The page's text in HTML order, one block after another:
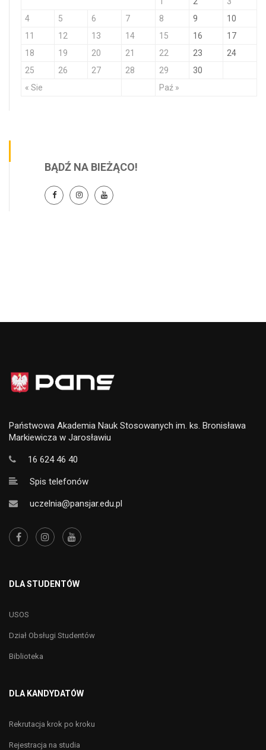
« Sie Paź »
4
5 6 7 8 9
10
11
12 13 14 15 16
17
18
19 20 21 22 23
24
25
26 27 28 29 30
BĄDŹ NA BIEŻĄCO!
Państwowa Akademia Nauk Stosowanych im. ks. Bronisława
Markiewicza w Jarosławiu
16 624 46 40
Spis telefonów
uczelnia@pansjar.edu.pl
DLA STUDENTÓW
USOS
Dział Obsługi Studentów
Biblioteka
DLA KANDYDATÓW
Rekrutacja krok po kroku
Rejestracja na studia